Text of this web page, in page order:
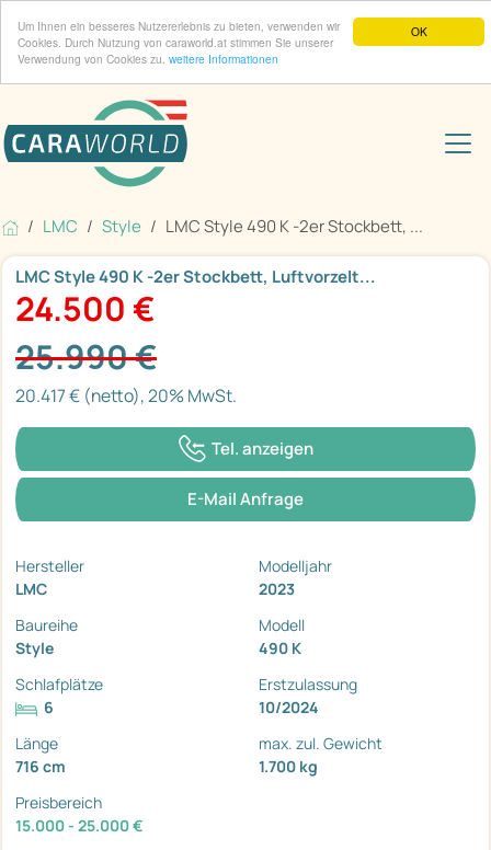
OK
Um Ihnen ein besseres Nutzererlebnis zu bieten, verwenden wir
Cookies. Durch Nutzung von caraworld.at stimmen Sie unserer
Verwendung von Cookies zu. weitere Informationen
LMC Style LMC Style 490 K -2er Stockbett, ...
LMC Style 490 K -2er Stockbett, Luftvorzelt...
24.500 €
25.990 €
20.417 € (netto), 20% MwSt.
Tel. anzeigen
E-Mail Anfrage
Hersteller
LMC
Modelljahr
2023
Baureihe
Style
Modell
490 K
Schlafplätze
6
Erstzulassung
10/2024
Länge
716 cm
max. zul. Gewicht
1.700 kg
Preisbereich
15.000 - 25.000 €